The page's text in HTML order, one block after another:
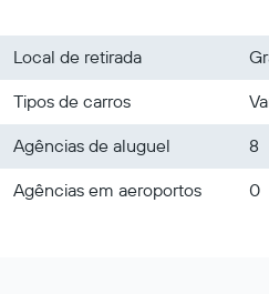
Local de retirada
Tipos de carros
Agências de aluguel
8
Agências em aeroportos
0